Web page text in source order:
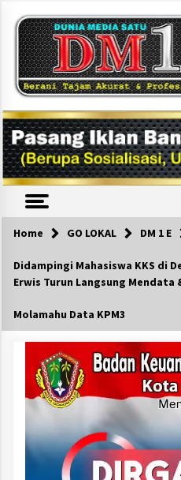
content
Home GO LOKAL DM 1 E
Didampingi Mahasiswa KKS di
Erwis Turun Langsung Mendata
Molamahu Data KPM3